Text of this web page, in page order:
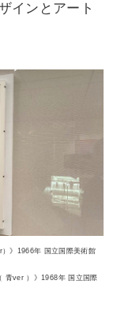
インとアート
》1966年 国立国際美術館
青ver ）》1968年 国立国際